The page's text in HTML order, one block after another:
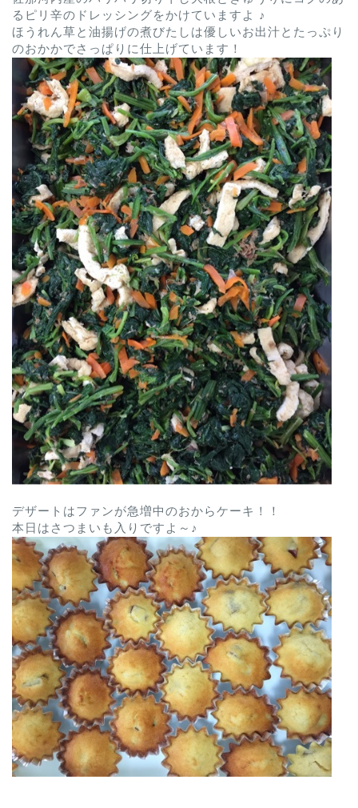
るピリ辛のドレッシングをかけていますよ ♪
ほうれん草と油揚げの煮びたしは優しいお出汁とたっぷり
のおかかでさっぱりに仕上げています！
デザートはファンが急増中のおからケーキ！！
本日はさつまいも入りですよ～♪